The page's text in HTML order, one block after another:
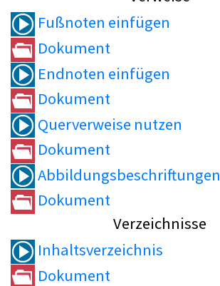
Fußnoten einfügen
Dokument
Endnoten einfügen
Dokument
Querverweise nutzen
Dokument
Abbildungsbeschriftungen
Dokument
Verzeichnisse
Inhaltsverzeichnis
Dokument